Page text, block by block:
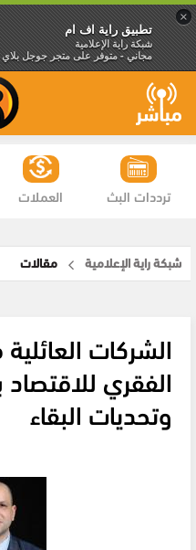
×
تطبيق راية اف ام
شبكة راية الإعلامية
مجاني - متوفر على متجر جوجل بلاي
العملات ترددات البث
شبكة راية الإعلامية مقالات
الشركات
الفقري
وتحديات البقاء